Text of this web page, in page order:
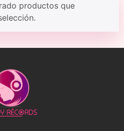
productos que